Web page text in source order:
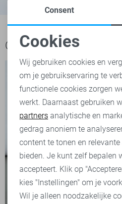
Ook het bekijken waard
Noodzakelijke cookies
Personalisatie cookies
Analytische cookies
Marketing cookies
Consent
Cookies
Wij gebruiken cookies en
om je gebruikservaring te
functionele cookies zorgen
werkt. Daarnaast gebruiken
partners analytische en
gedrag anoniem te
content te tonen en
bieden. Je kunt zelf bepalen
accepteert. Klik op
kies "Instellingen" om je
Wil je alleen noodzakelijke